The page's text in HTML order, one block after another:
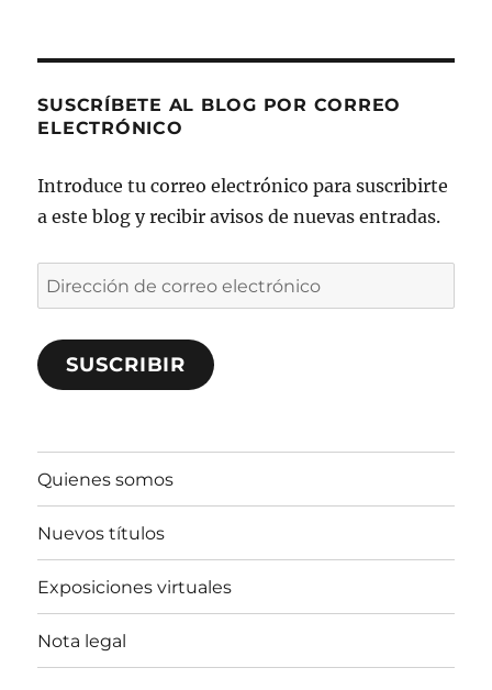
SUSCRÍBETE AL BLOG POR CORREO
ELECTRÓNICO
Introduce tu correo electrónico para suscribirte
a este blog y recibir avisos de nuevas entradas.
Dirección
de
correo
electrónico
SUSCRIBIR
Quienes somos
Nuevos títulos
Exposiciones virtuales
Nota legal